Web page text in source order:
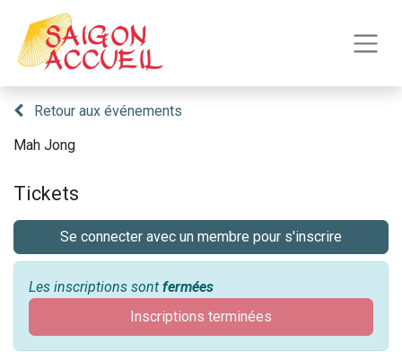
Retour aux événements
Mah Jong
Tickets
Se connecter avec un membre pour s'inscrire
Les inscriptions sont fermées
Inscriptions terminées